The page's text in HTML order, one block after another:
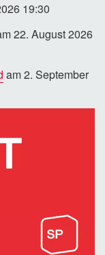
19:30
22. August 2026
am 2. September